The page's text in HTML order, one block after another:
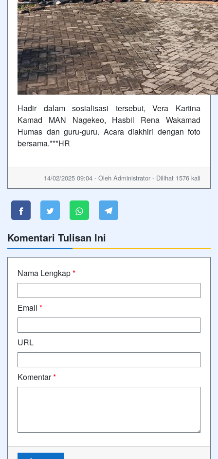
Hadir dalam sosialisasi tersebut, Vera Kartina
Kamad MAN Nagekeo, Hasbil Rena Wakamad
Humas dan guru-guru. Acara diakhiri dengan foto
bersama.***HR
14/02/2025 09:04 - Oleh Administrator - Dilihat 1576 kali
Komentari Tulisan Ini
Nama Lengkap*
Email *
URL
Komentar*